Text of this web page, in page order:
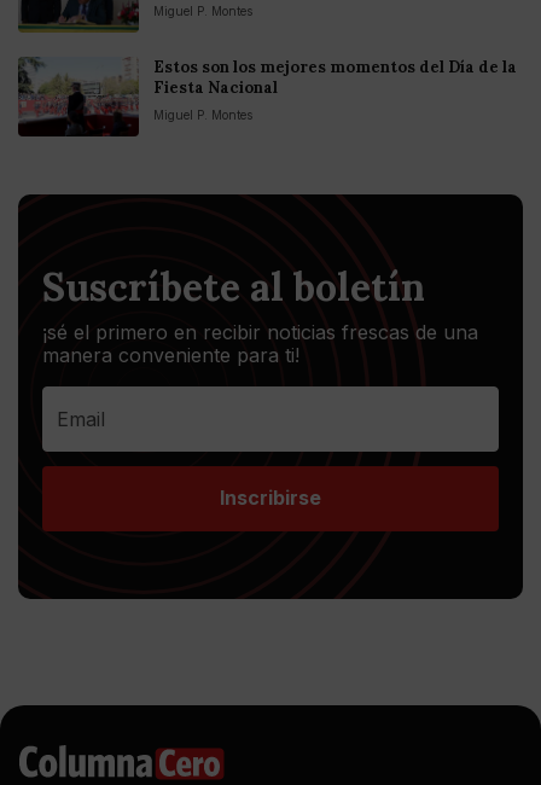
Miguel P. Montes
Estos son los mejores momentos del Día de la
Fiesta Nacional
Miguel P. Montes
Suscríbete al boletín
¡sé el primero en recibir noticias frescas de una
manera conveniente para ti!
Inscribirse